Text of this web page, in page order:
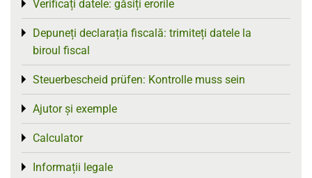
Verificați datele: găsiți erorile
Toggle menu
Depuneți declarația fiscală: trimiteți datele la
biroul fiscal
Toggle menu
Steuerbescheid prüfen: Kontrolle muss sein
Toggle menu
Ajutor și exemple
Toggle menu
Calculator
Toggle menu
Informații legale
Toggle menu